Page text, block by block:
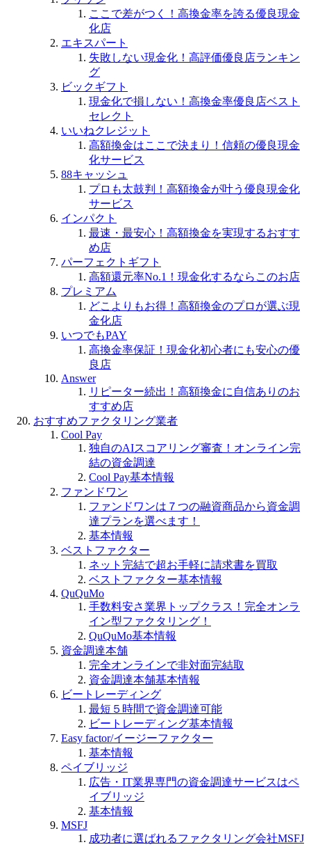
ここで差がつく！高換金率を誇る優良現金
化店
エキスパート
失敗しない現金化！高評価優良店ランキン
グ
ビックギフト
現金化で損しない！高換金率優良店ベスト
セレクト
いいねクレジット
高額換金はここで決まり！信頼の優良現金
化サービス
88キャッシュ
プロも太鼓判！高額換金が叶う優良現金化
サービス
インパクト
最速・最安心！高額換金を実現するおすす
め店
パーフェクトギフト
高額還元率No.1！現金化するならこのお店
プレミアム
どこよりもお得！高額換金のプロが選ぶ現
金化店
いつでもPAY
高換金率保証！現金化初心者にも安心の優
良店
Answer
リピーター続出！高額換金に自信ありのお
すすめ店
おすすめファクタリング業者
Cool Pay
独自のAIスコアリング審査！オンライン完
結の資金調達
Cool Pay基本情報
ファンドワン
ファンドワンは７つの融資商品から資金調
達プランを選べます！
基本情報
ベストファクター
ネット完結で超お手軽に請求書を買取
ベストファクター基本情報
QuQuMo
手数料安さ業界トップクラス！完全オンラ
イン型ファクタリング！
QuQuMo基本情報
資金調達本舗
完全オンラインで非対面完結取
資金調達本舗基本情報
ビートレーディング
最短５時間で資金調達可能
ビートレーディング基本情報
Easy factor/イージーファクター
基本情報
ペイブリッジ
広告・IT業界専門の資金調達サービスはペ
イブリッジ
基本情報
MSFJ
成功者に選ばれるファクタリング会社MSFJ